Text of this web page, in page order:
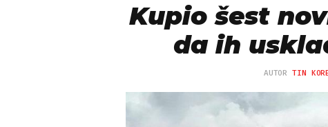
Kupio šest
da ih
AUTORTIN